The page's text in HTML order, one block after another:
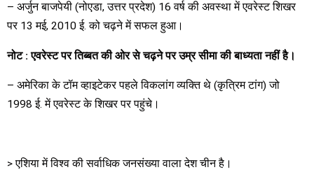
– अर्जुन बाजपेयी (नोएडा, उत्तर प्रदेश) 16 वर्ष की अवस्था में एवरेस्ट शिखर
पर 13 मई, 2010 ई. को चढ़ने में सफल हुआ।
नोट :एवरेस्ट पर तिब्बत की ओर से चढ़ने पर उम्र सीमा की बाध्यता नहीं है।
– अमेरिका के टॉम व्हाइटेकर पहले विकलांग व्यक्ति थे (कृत्रिम टांग) जो
1998 ई. में एवरेस्ट के शिखर पर पहुंचे।
> एशिया में विश्व की सर्वाधिक जनसंख्या वाला देश चीन है।